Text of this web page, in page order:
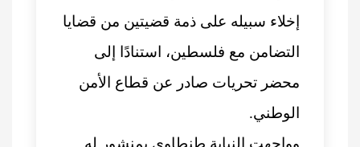
إخلاء سبيله على ذمة قضيتين من قضايا
التضامن مع فلسطين، استنادًا إلى
محضر تحريات صادر عن قطاع الأمن
الوطني.
وواجهت النيابة طنطاوي بمنشور له